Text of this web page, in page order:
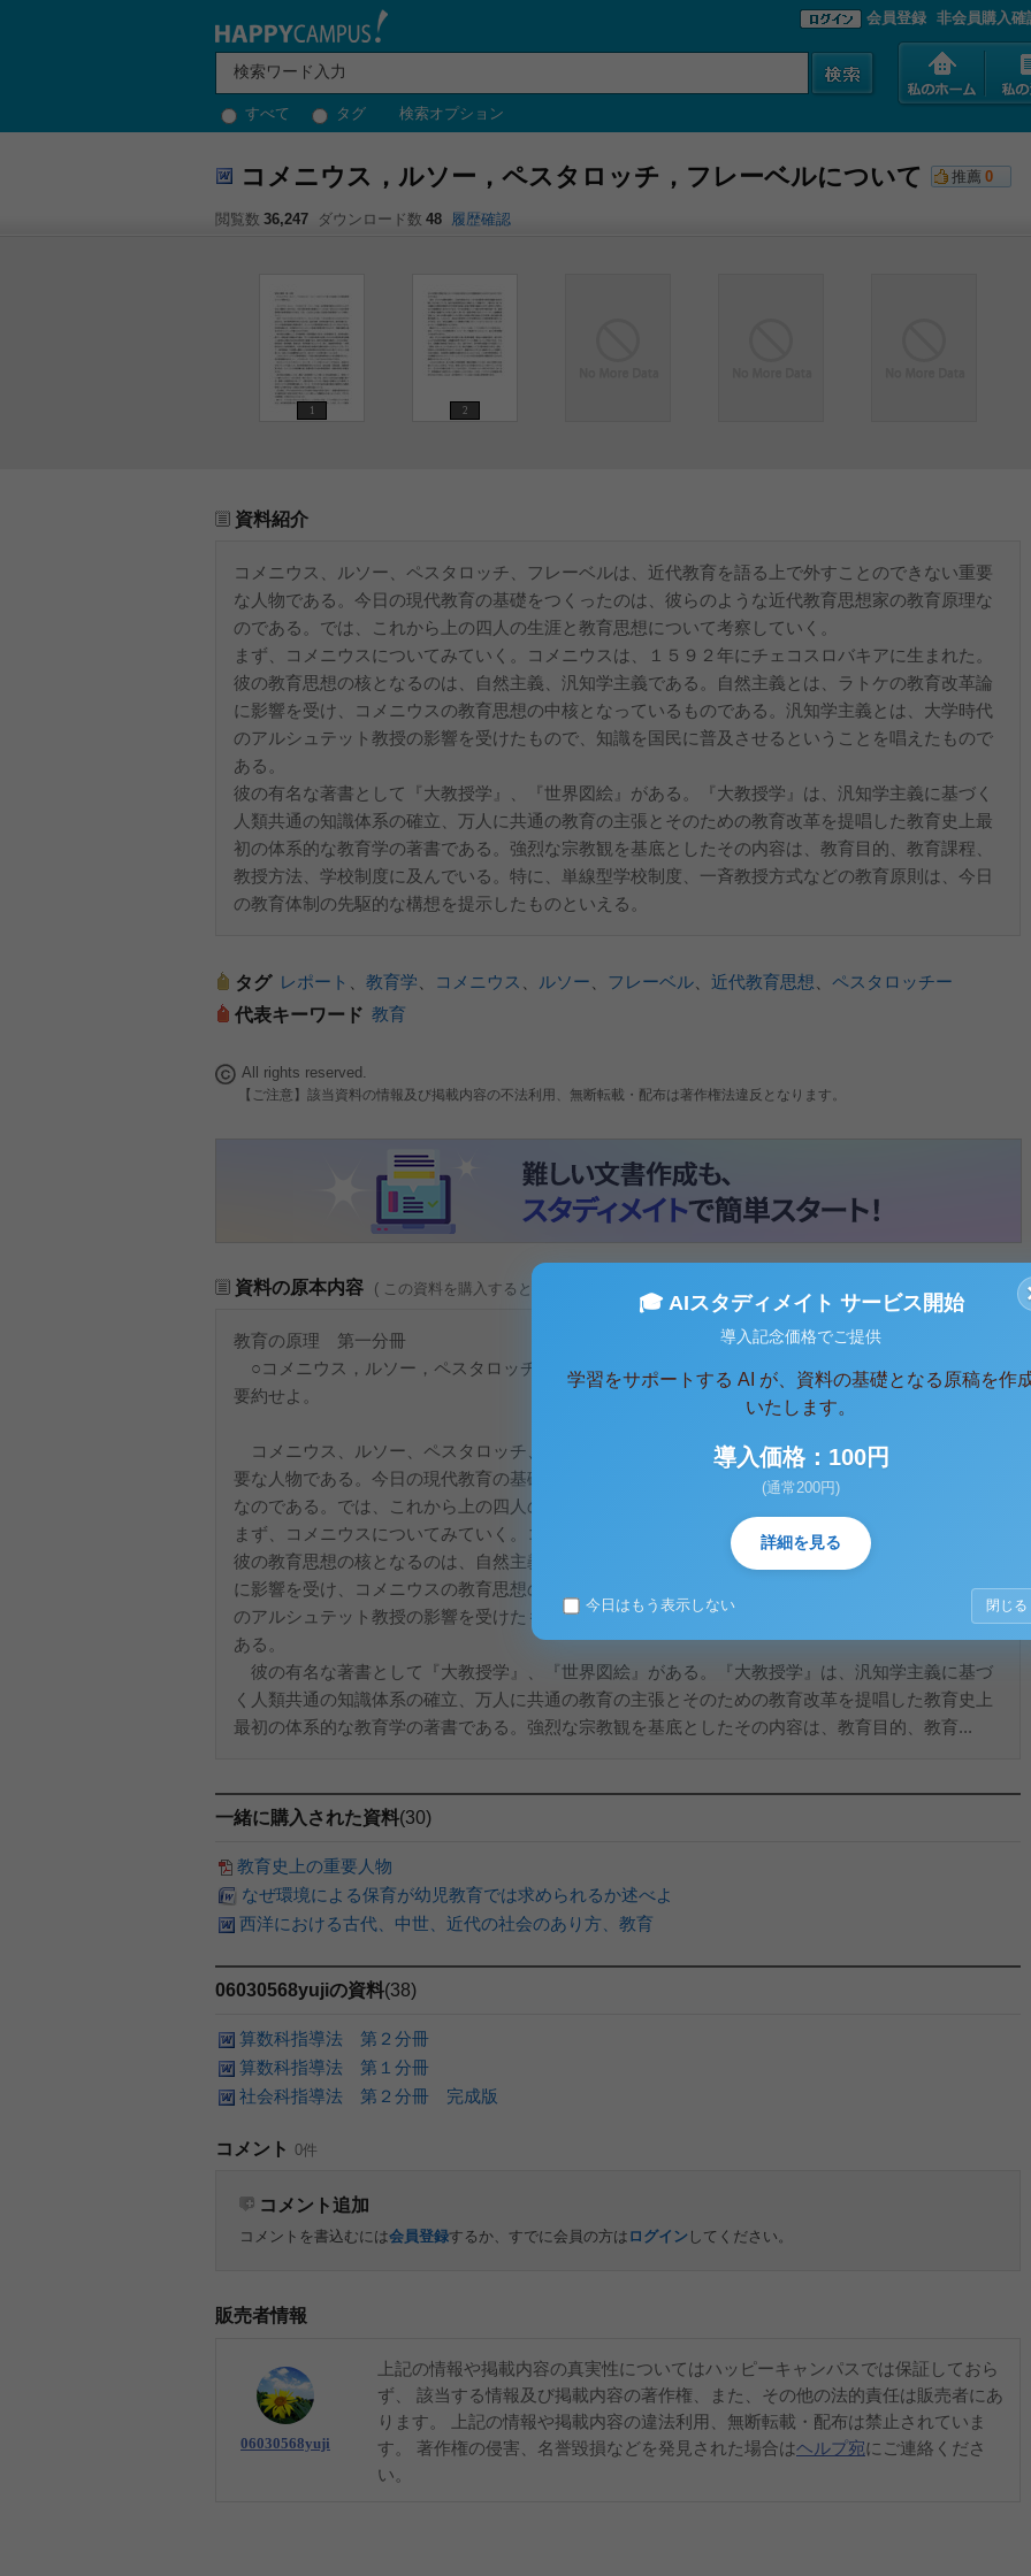
すべて タグ 検索オプション
会員登録 非会員購入確
コメニウス，ルソー，ペスタロッチ，フレーベルについて 推薦 0
閲覧数 36,247 ダウンロード数 48 履歴確認
1 2
資料紹介
コメニウス、ルソー、ペスタロッチ、フレーベルは、近代教育を語る上で外すことのできない重要
な人物である。今日の現代教育の基礎をつくったのは、彼らのような近代教育思想家の教育原理な
のである。では、これから上の四人の生涯と教育思想について考察していく。
まず、コメニウスについてみていく。コメニウスは、１５９２年にチェコスロバキアに生まれた。
彼の教育思想の核となるのは、自然主義、汎知学主義である。自然主義とは、ラトケの教育改革論
に影響を受け、コメニウスの教育思想の中核となっているものである。汎知学主義とは、大学時代
のアルシュテット教授の影響を受けたもので、知識を国民に普及させるということを唱えたもので
ある。
彼の有名な著書として『大教授学』、『世界図絵』がある。『大教授学』は、汎知学主義に基づく
人類共通の知識体系の確立、万人に共通の教育の主張とそのための教育改革を提唱した教育史上最
初の体系的な教育学の著書である。強烈な宗教観を基底としたその内容は、教育目的、教育課程、
教授方法、学校制度に及んでいる。特に、単線型学校制度、一斉教授方式などの教育原則は、今日
の教育体制の先駆的な構想を提示したものといえる。
タグ レポート 教育学 コメニウス ルソー フレーベル 近代教育思想
ペスタロッチー
代表キーワード 教育
All rights reserved.
【ご注意】該当資料の情報及び掲載内容の不法利用、無断転載・配布は著作権法違反となります。
資料の原本内容 ( この資料を購入すると、テキストデータがみえます。 )
教育の原理 第一分冊
○コメニウス，ルソー，ペスタロッチ，フレーベルについて各々の生涯とその教育思想について
要約せよ。
コメニウス、ルソー、ペスタロッチ、フレーベルは、近代教育を語る上で外すことのできない重
要な人物である。今日の現代教育の基礎をつくったのは、彼らのような近代教育思想家の教育原理
なのである。では、これから上の四人の生涯と教育思想について考察していく。
まず、コメニウスについてみていく。コメニウスは、１５９２年にチェコスロバキアに生まれた。
彼の教育思想の核となるのは、自然主義、汎知学主義である。自然主義とは、ラトケの教育改革論
に影響を受け、コメニウスの教育思想の中核となっているものである。汎知学主義とは、大学時代
のアルシュテット教授の影響を受けたもので、知識を国民に普及させるということを唱えたもので
ある。
彼の有名な著書として『大教授学』、『世界図絵』がある。『大教授学』は、汎知学主義に基づ
く人類共通の知識体系の確立、万人に共通の教育の主張とそのための教育改革を提唱した教育史上
最初の体系的な教育学の著書である。強烈な宗教観を基底としたその内容は、教育目的、教育...
一緒に購入された資料(30)
教育史上の重要人物
なぜ環境による保育が幼児教育では求められるか述べよ
西洋における古代、中世、近代の社会のあり方、教育
06030568yujiの資料(38)
算数科指導法 第２分冊
算数科指導法 第１分冊
社会科指導法 第２分冊 完成版
コメント 0件
コメント追加
コメントを書込むには会員登録するか、すでに会員の方は ログイン してください。
販売者情報
06030568yuji
上記の情報や掲載内容の真実性についてはハッピーキャンパスでは保証しておら
ず、 該当する情報及び掲載内容の著作権、また、その他の法的責任は販売者にあ
ります。 上記の情報や掲載内容の違法利用、無断転載・配布は禁止されていま
す。 著作権の侵害、名誉毀損などを発見された場合はヘルプ宛にご連絡くださ
い。
🎓 AIスタディメイト サービス開始
導入記念価格でご提供
学習をサポートする AI が、資料の基礎となる原稿を作
いたします。
導入価格：100円
(通常200円)
詳細を見る
今日はもう表示しない 閉じる